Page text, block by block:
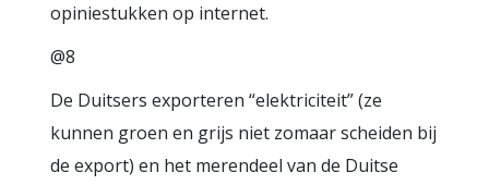
opiniestukken op internet.
@8
De Duitsers exporteren “elektriciteit” (ze
kunnen groen en grijs niet zomaar scheiden bij
de export) en het merendeel van de Duitse